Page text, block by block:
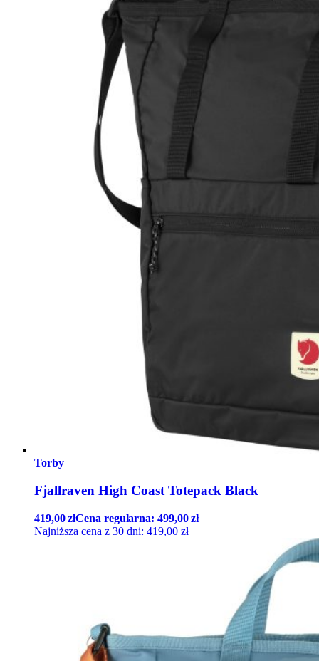
Torby
Fjallraven High Coast Totepack Black
419,00złCena regularna:499,00zł
Najniższa cena z 30 dni: 419,00 zł